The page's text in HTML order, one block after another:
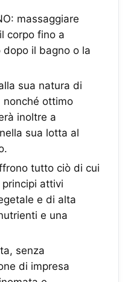
massaggiare
corpo fino a
il bagno o la
sua natura di
nonché ottimo
inoltre a
sua lotta al
tutto ciò di cui
attivi
e di alta
e una
senza
di impresa